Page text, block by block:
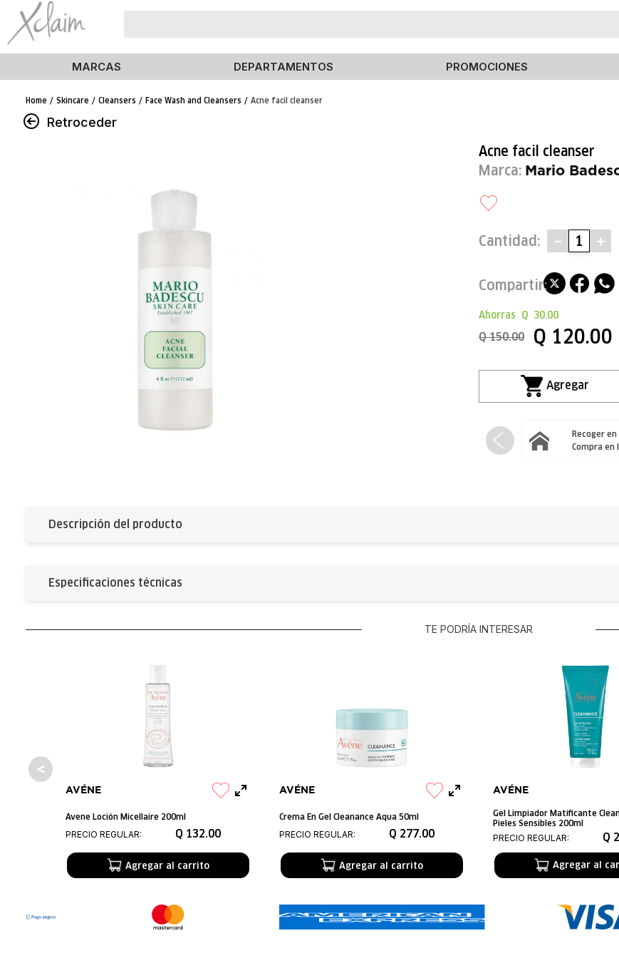
MARCAS DEPARTAMENTOS PROMOCIONES
Skincare Cleansers Face Wash and Cleansers Acne facil cleanser
Retroceder
Acne facil cleanser
Marca: Mario
Cantidad ＋
－
Ahorras Q 30.00
Q150.00 Q 120.00
Recoger
Compra en
Descripción del producto
Especificaciones técnicas
TE PODRÍA INTERESAR
AVÉNE
Avene Loción Micellaire 200ml
PRECIO REGULAR:
Q 132.00
Agregar al carrito
AVÉNE
Crema En Gel Cleanance Aqua 50ml
PRECIO REGULAR:
Q 277.00
Agregar al carrito
AVÉNE
Gel Limpiador Matificante
Pieles Sensibles 200ml
PRECIO REGULAR:
Q
Agregar al
TÉRMINOS MÁS BUSCADOS
1.
elizabeth arden